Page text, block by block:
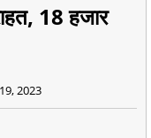
18 हजार
2023